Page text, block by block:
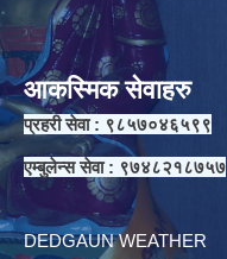
आकस्मिक सेवाहरु
प्रहरी सेवा : ९८५७०४६५९९
एम्बुलेन्स सेवा : ९७४८२१८७५७
DEDGAUN WEATHER